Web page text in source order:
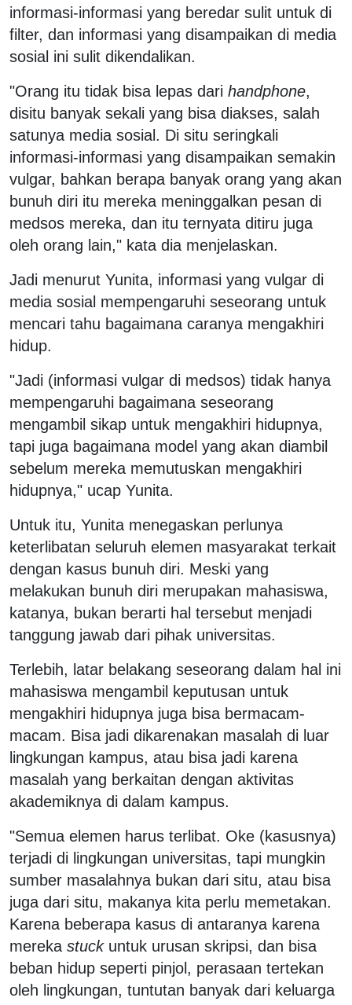
informasi-informasi yang beredar sulit untuk di
filter, dan informasi yang disampaikan di media
sosial ini sulit dikendalikan.
"Orang itu tidak bisa lepas dari handphone,
disitu banyak sekali yang bisa diakses, salah
satunya media sosial. Di situ seringkali
informasi-informasi yang disampaikan semakin
vulgar, bahkan berapa banyak orang yang akan
bunuh diri itu mereka meninggalkan pesan di
medsos mereka, dan itu ternyata ditiru juga
oleh orang lain," kata dia menjelaskan.
Jadi menurut Yunita, informasi yang vulgar di
media sosial mempengaruhi seseorang untuk
mencari tahu bagaimana caranya mengakhiri
hidup.
"Jadi (informasi vulgar di medsos) tidak hanya
mempengaruhi bagaimana seseorang
mengambil sikap untuk mengakhiri hidupnya,
tapi juga bagaimana model yang akan diambil
sebelum mereka memutuskan mengakhiri
hidupnya," ucap Yunita.
Untuk itu, Yunita menegaskan perlunya
keterlibatan seluruh elemen masyarakat terkait
dengan kasus bunuh diri. Meski yang
melakukan bunuh diri merupakan mahasiswa,
katanya, bukan berarti hal tersebut menjadi
tanggung jawab dari pihak universitas.
Terlebih, latar belakang seseorang dalam hal ini
mahasiswa mengambil keputusan untuk
mengakhiri hidupnya juga bisa bermacam-
macam. Bisa jadi dikarenakan masalah di luar
lingkungan kampus, atau bisa jadi karena
masalah yang berkaitan dengan aktivitas
akademiknya di dalam kampus.
"Semua elemen harus terlibat. Oke (kasusnya)
terjadi di lingkungan universitas, tapi mungkin
sumber masalahnya bukan dari situ, atau bisa
juga dari situ, makanya kita perlu memetakan.
Karena beberapa kasus di antaranya karena
mereka stuckuntuk urusan skripsi, dan bisa
beban hidup seperti pinjol, perasaan tertekan
oleh lingkungan, tuntutan banyak dari keluarga